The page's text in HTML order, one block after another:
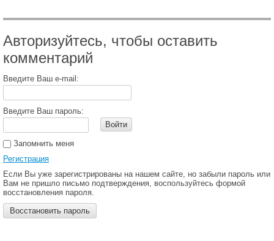
Авторизуйтесь, чтобы оставить
комментарий
Введите Ваш e-mail:
Введите Ваш пароль:
Войти
Запомнить меня
Регистрация
Если Вы уже зарегистрированы на нашем сайте, но забыли пароль или
Вам не пришло письмо подтверждения, воспользуйтесь формой
восстановления пароля.
Восстановить пароль